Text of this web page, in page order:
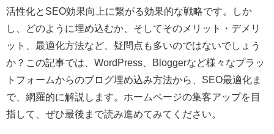
活性化とSEO効果向上に繋がる効果的な戦略です。しか
し、どのように埋め込むか、そしてそのメリット・デメリ
ット、最適化方法など、疑問点も多いのではないでしょう
か？この記事では、WordPress、Bloggerなど様々なプラッ
トフォームからのブログ埋め込み方法から、SEO最適化ま
で、網羅的に解説します。ホームページの集客アップを目
指して、ぜひ最後まで読み進めてみてください。